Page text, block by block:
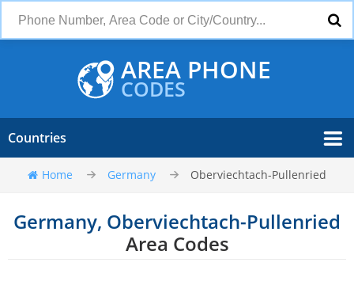
AREA PHONE
CODES
Countries
Home Germany Oberviechtach-Pullenried
Germany, Oberviechtach-Pullenried
Area Codes